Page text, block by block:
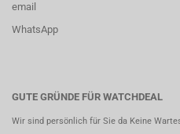
email
WhatsApp
GUTE GRÜNDE FÜR WATCHDEAL
Wir sind persönlich für Sie da Keine